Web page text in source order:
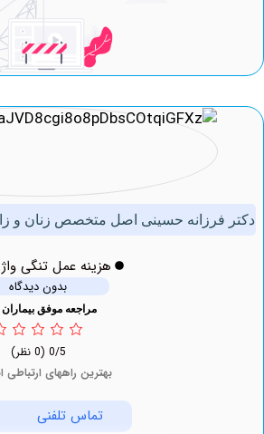
حسینی اصل متخصص زنان و زایمان
هزینه عمل تنگی واژن در
بدون دیدگاه
مراجعه موفق بیماران 441
بهترین راههای ارتباطی این دکتر
تماس تلفنی نوبت